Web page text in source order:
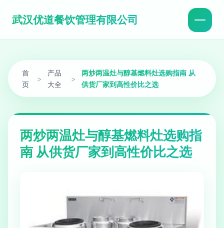
武汉优道餐饮管理有限公司
首
页
>
产品
大全
>
两炒两温灶与醇基燃料灶选购指南 从
供货厂家到高性价比之选
两炒两温灶与醇基燃料灶选购指
南 从供货厂家到高性价比之选